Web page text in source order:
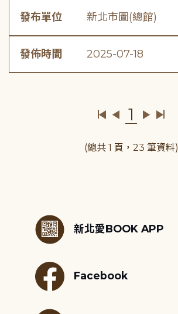
發布單位 新北市圖(總館)
發佈時間 2025-07-18
1
(總共 1 頁，23 筆資料)
新北愛BOOK APP
Facebook